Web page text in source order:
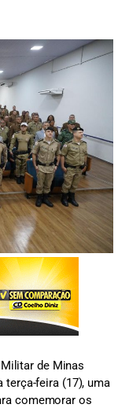
de Minas
terça-feira (17), uma
comemorar os